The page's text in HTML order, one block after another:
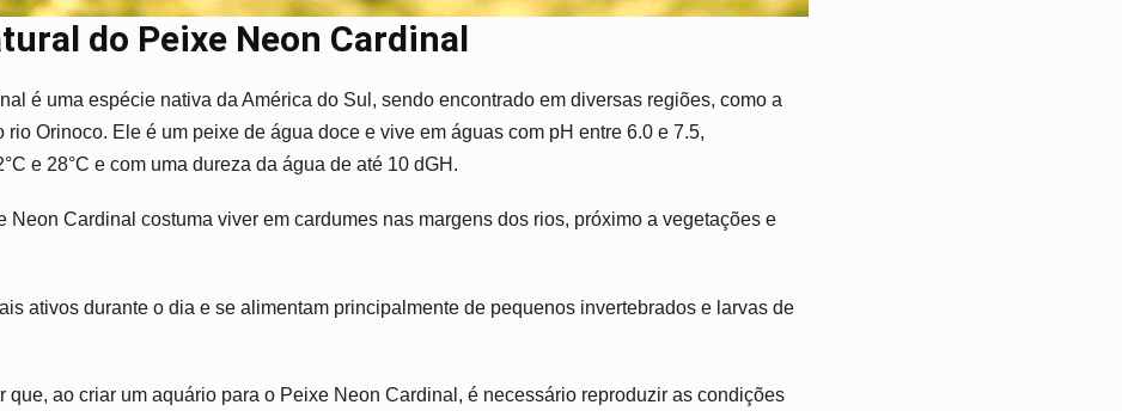
do Peixe Neon Cardinal
é uma espécie nativa da América do Sul, sendo encontrado em diversas regiões, como a
rio Orinoco. Ele é um peixe de água doce e vive em águas com pH entre 6.0 e 7.5,
e 28°C e com uma dureza da água de até 10 dGH.
Neon Cardinal costuma viver em cardumes nas margens dos rios, próximo a vegetações e
ativos durante o dia e se alimentam principalmente de pequenos invertebrados e larvas de
que, ao criar um aquário para o Peixe Neon Cardinal, é necessário reproduzir as condições